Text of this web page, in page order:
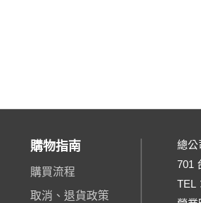
購物指南
購買流程
取消、退貨政策
總公
701
TEL